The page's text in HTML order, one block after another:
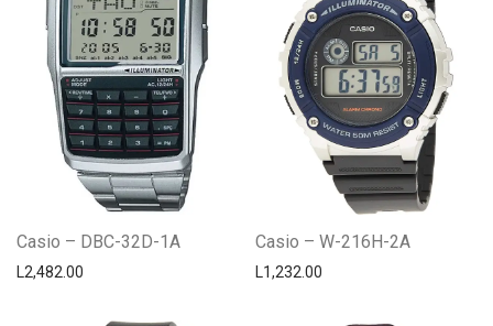
Casio – DBC-32D-1A
L2,482.00
Casio – W-216H-2A
L1,232.00